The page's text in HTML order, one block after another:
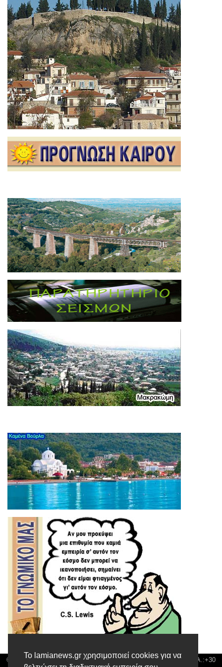
Το lamianews.gr χρησιμοποιεί cookies για να
© Lamia News | Διεύθυνση: Καποδιστρίου 3 ΤΚ-35132 ΛΑΜΙΑ | Τηλ.:+30